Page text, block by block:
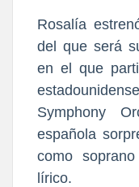
Rosalía
del que será
en el que
Symphony
española
como
lírico.